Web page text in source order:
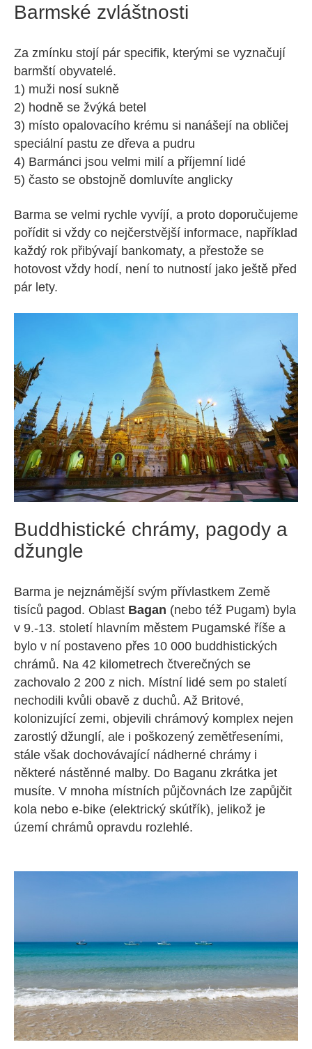
Barmské zvláštnosti
Za zmínku stojí pár specifik, kterými se vyznačují
barmští obyvatelé.
1) muži nosí sukně
2) hodně se žvýká betel
3) místo opalovacího krému si nanášejí na obličej
speciální pastu ze dřeva a pudru
4) Barmánci jsou velmi milí a příjemní lidé
5) často se obstojně domluvíte anglicky
Barma se velmi rychle vyvíjí, a proto doporučujeme
pořídit si vždy co nejčerstvější informace, například
každý rok přibývají bankomaty, a přestože se
hotovost vždy hodí, není to nutností jako ještě před
pár lety.
Buddhistické chrámy, pagody a
džungle
Barma je nejznámější svým přívlastkem Země
tisíců pagod. Oblast Bagan (nebo též Pugam) byla
v 9.-13. století hlavním městem Pugamské říše a
bylo v ní postaveno přes 10 000 buddhistických
chrámů. Na 42 kilometrech čtverečných se
zachovalo 2 200 z nich. Místní lidé sem po staletí
nechodili kvůli obavě z duchů. Až Britové,
kolonizující zemi, objevili chrámový komplex nejen
zarostlý džunglí, ale i poškozený zemětřeseními,
stále však dochovávající nádherné chrámy i
některé nástěnné malby. Do Baganu zkrátka jet
musíte. V mnoha místních půjčovnách lze zapůjčit
kola nebo e-bike (elektrický skútřík), jelikož je
území chrámů opravdu rozlehlé.